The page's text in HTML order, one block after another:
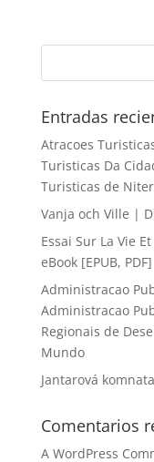
Entradas
Atracoes
Turisticas Da
Turisticas de
Vanja och Ville |
Essai Sur La Vie
eBook [EPUB, PDF]
Administracao
Administracao
Regionais de
Mundo
Jantarová
Comentarios
A WordPress